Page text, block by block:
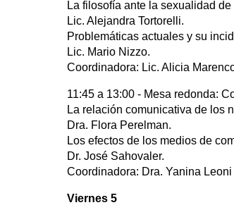
La filosofía ante la sexualidad
Lic. Alejandra Tortorelli.
Problemáticas actuales y su
Lic. Mario Nizzo.
Coordinadora: Lic. Alicia
11:45 a 13:00 - Mesa redonda:
La relación comunicativa de los
Dra. Flora Perelman.
Los efectos de los medios de
Dr. José Sahovaler.
Coordinadora: Dra. Yanina Leoni
Viernes 5